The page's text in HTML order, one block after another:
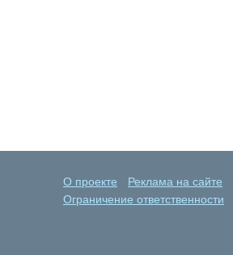
О проекте Реклама на сайте
Ограничение ответственности